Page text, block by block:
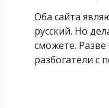
Оба сайта
русский. Но
сможете.
разбогатели с